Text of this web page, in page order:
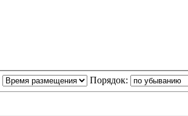
Порядок: